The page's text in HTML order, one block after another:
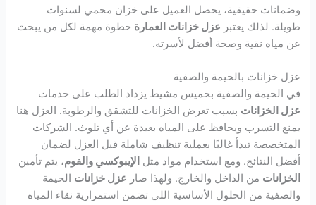
وضمانات حقيقية، يحصل العميل على خزان محمي لسنوات
طويلة. لذلك يعتبر عزل خزانات العمارة خطوة مهمة لكل من يبحث
عن مياه نقية وصحة أفضل لأسرته.
عزل خزانات بالحيمة والصفية
في الحيمة والصفية بخميس مشيط يزداد الطلب على خدمات
عزل الخزانات بسبب تعرض الخزانات للتشقق والرطوبة. العزل هنا
يمنع التسرب ويحافظ على المياه بعيدة عن أي تلوث. الشركات
المتخصصة تبدأ غالبًا بعملية تنظيف شاملة قبل العزل لضمان
أفضل النتائج. ومع استخدام مواد مثل الإيبوكسي والفوم، يتم تأمين
الخزانات من الداخل والخارج. ولهذا صار عزل خزانات الحيمة
والصفية من الحلول الأساسية اللي تضمن استمرارية نقاء المياه